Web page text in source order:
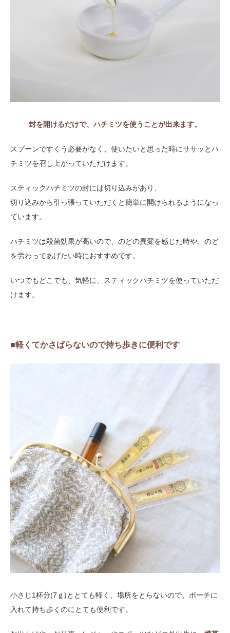
封を開けるだけで、ハチミツを使うことが出来ます。
スプーンですくう必要がなく、使いたいと思った時にササッとハ
チミツを召し上がっていただけます。
スティックハチミツの封には切り込みがあり、
切り込みから引っ張っていただくと簡単に開けられるようになっ
ています。
ハチミツは殺菌効果が高いので、のどの異変を感じた時や、のど
を労わってあげたい時におすすめです。
いつでもどこでも、気軽に、スティックハチミツを使っていただ
けます。
■軽くてかさばらないので持ち歩きに便利です
小さじ1杯分(7ｇ)ととても軽く、場所をとらないので、ポーチに
入れて持ち歩くのにとても便利です。